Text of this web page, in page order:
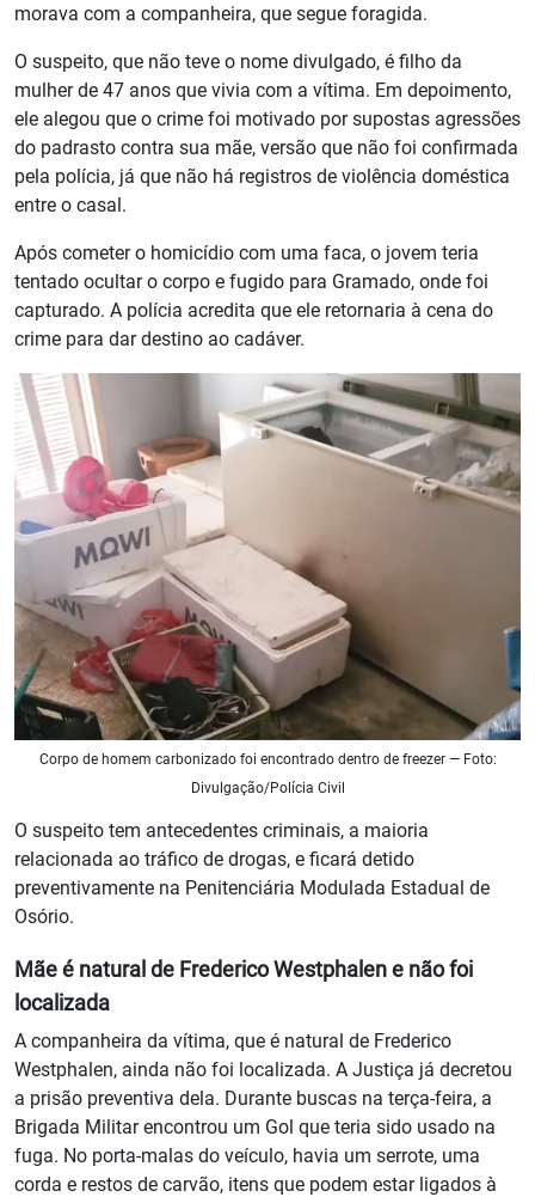
morava com a companheira, que segue foragida.
O suspeito, que não teve o nome divulgado, é filho da
mulher de 47 anos que vivia com a vítima. Em depoimento,
ele alegou que o crime foi motivado por supostas agressões
do padrasto contra sua mãe, versão que não foi confirmada
pela polícia, já que não há registros de violência doméstica
entre o casal.
Após cometer o homicídio com uma faca, o jovem teria
tentado ocultar o corpo e fugido para Gramado, onde foi
capturado. A polícia acredita que ele retornaria à cena do
crime para dar destino ao cadáver.
Corpo de homem carbonizado foi encontrado dentro de freezer — Foto:
Divulgação/Polícia Civil
O suspeito tem antecedentes criminais, a maioria
relacionada ao tráfico de drogas, e ficará detido
preventivamente na Penitenciária Modulada Estadual de
Osório.
Mãe é natural de Frederico Westphalen e não foi
localizada
A companheira da vítima, que é natural de Frederico
Westphalen, ainda não foi localizada. A Justiça já decretou
a prisão preventiva dela. Durante buscas na terça-feira, a
Brigada Militar encontrou um Gol que teria sido usado na
fuga. No porta-malas do veículo, havia um serrote, uma
corda e restos de carvão, itens que podem estar ligados à